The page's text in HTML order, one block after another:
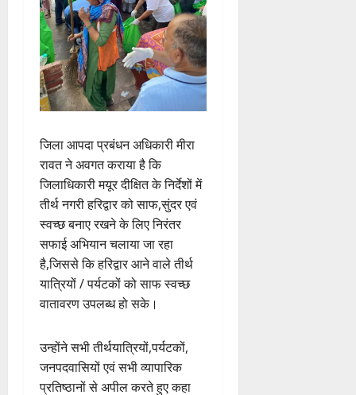
जिला आपदा प्रबंधन अधिकारी मीरा
रावत ने अवगत कराया है कि
जिलाधिकारी मयूर दीक्षित के निर्देशों में
तीर्थ नगरी हरिद्वार को साफ,सुंदर एवं
स्वच्छ बनाए रखने के लिए निरंतर
सफाई अभियान चलाया जा रहा
है,जिससे कि हरिद्वार आने वाले तीर्थ
यात्रियों / पर्यटकों को साफ स्वच्छ
वातावरण उपलब्ध हो सके।
उन्होंने सभी तीर्थयात्रियों,पर्यटकों,
जनपदवासियों एवं सभी व्यापारिक
प्रतिष्ठानों से अपील करते हुए कहा